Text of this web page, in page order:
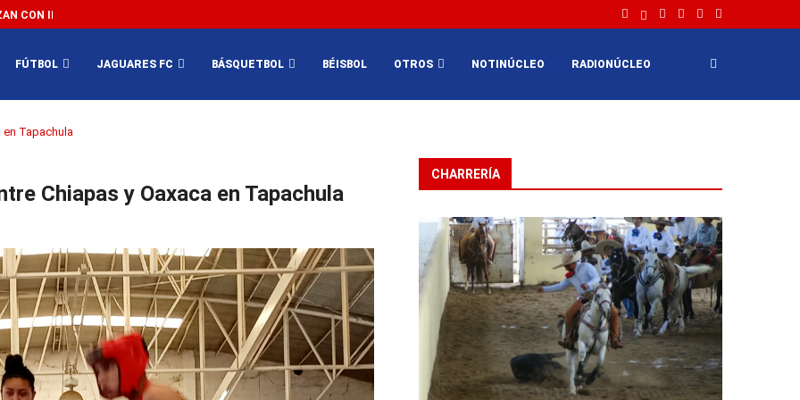
CON IMPEDIR EL MÉXICO VS SUDÁFRICA...
FÚTBOL JAGUARES FC BÁSQUETBOL BÉISBOL OTROS NOTINÚCLEO RADIONÚCLEO
en Tapachula
Chiapas y Oaxaca en Tapachula
CHARRERÍA